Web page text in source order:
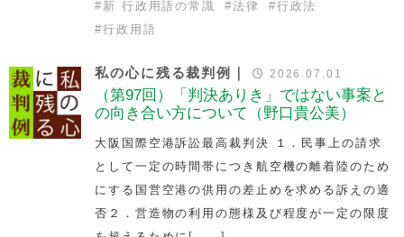
# 新 行政用語の常識 #法律 #行政法
#行政用語
私の心に残る裁判例｜ 2026.07.01
（第97回）「判決ありき」ではない事案と
の向き合い方について（野口貴公美）
大阪国際空港訴訟最高裁判決 １．民事上の請求
として一定の時間帯につき航空機の離着陸のため
にする国営空港の供用の差止めを求める訴えの適
否２．営造物の利用の態様及び程度が一定の限度